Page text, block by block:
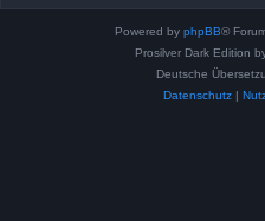
Powered by phpBB®
Prosilver Dark Edition
Deutsche
Datenschutz|